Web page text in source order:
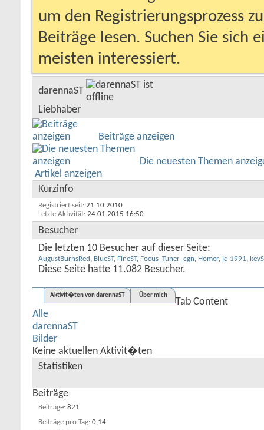
um den Registrierungsprozess
Beiträge lesen. Suchen Sie sich
meisten interessiert.
darennaST
Liebhaber
Beiträge anzeigen
Die neuesten Themen
Artikel anzeigen
Kurzinfo
Registriert seit 21.10.2010
Letzte Aktivität 24.01.2015 16:50
Besucher
Die letzten 10 Besucher auf dieser Seite:
AugustBurnsRed , BlueST, FineST, Focus_Tuner_cgn, Homer, jc-1991,
Diese Seite hatte 11.082 Besucher.
Aktivit�ten von darennaST Über mich
Tab Content
Alle
darennaST
Bilder
Keine aktuellen Aktivit�ten
Statistiken
Beiträge
Beiträge 821
Beiträge pro Tag 0,14